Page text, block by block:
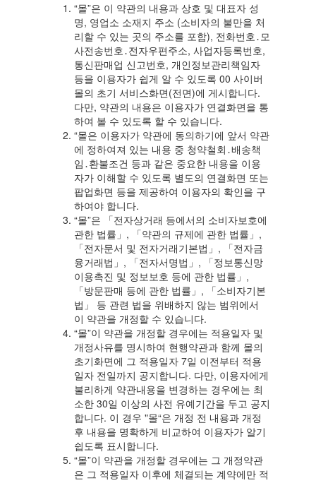
“몰”은 이 약관의 내용과 상호 및 대표자 성
명, 영업소 소재지 주소 (소비자의 불만을 처
리할 수 있는 곳의 주소를 포함), 전화번호․모
사전송번호․전자우편주소, 사업자등록번호,
통신판매업 신고번호, 개인정보관리책임자
등을 이용자가 쉽게 알 수 있도록 00 사이버
몰의 초기 서비스화면(전면)에 게시합니다.
다만, 약관의 내용은 이용자가 연결화면을 통
하여 볼 수 있도록 할 수 있습니다.
“몰은 이용자가 약관에 동의하기에 앞서 약관
에 정하여져 있는 내용 중 청약철회․배송책
임․환불조건 등과 같은 중요한 내용을 이용
자가 이해할 수 있도록 별도의 연결화면 또는
팝업화면 등을 제공하여 이용자의 확인을 구
하여야 합니다.
“몰”은 「전자상거래 등에서의 소비자보호에
관한 법률」, 「약관의 규제에 관한 법률」,
「전자문서 및 전자거래기본법」, 「전자금
융거래법」, 「전자서명법」, 「정보통신망
이용촉진 및 정보보호 등에 관한 법률」,
「방문판매 등에 관한 법률」, 「소비자기본
법」 등 관련 법을 위배하지 않는 범위에서
이 약관을 개정할 수 있습니다.
“몰”이 약관을 개정할 경우에는 적용일자 및
개정사유를 명시하여 현행약관과 함께 몰의
초기화면에 그 적용일자 7일 이전부터 적용
일자 전일까지 공지합니다. 다만, 이용자에게
불리하게 약관내용을 변경하는 경우에는 최
소한 30일 이상의 사전 유예기간을 두고 공지
합니다. 이 경우 "몰“은 개정 전 내용과 개정
후 내용을 명확하게 비교하여 이용자가 알기
쉽도록 표시합니다.
“몰”이 약관을 개정할 경우에는 그 개정약관
은 그 적용일자 이후에 체결되는 계약에만 적